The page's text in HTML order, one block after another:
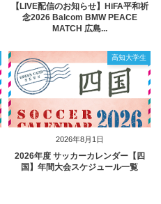
【LIVE配信のお知らせ】HiFA平和祈
念2026 Balcom BMW PEACE
MATCH 広島...
2026年8月1日
高知大学生
2026年度 サッカーカレンダー【四
国】年間大会スケジュール一覧